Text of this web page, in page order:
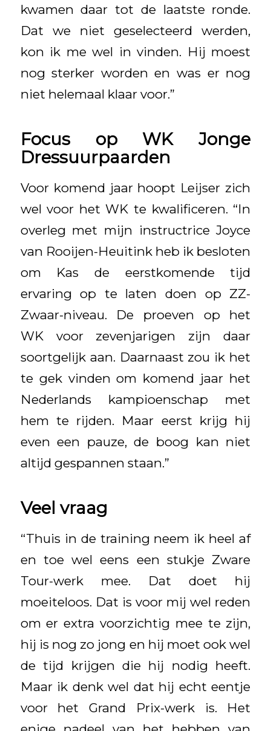
kwamen daar tot de laatste ronde.
Dat we niet geselecteerd werden,
kon ik me wel in vinden. Hij moest
nog sterker worden en was er nog
niet helemaal klaar voor.”
Focus op WK Jonge
Dressuurpaarden
Voor komend jaar hoopt Leijser zich
wel voor het WK te kwalificeren. “In
overleg met mijn instructrice Joyce
van Rooijen-Heuitink heb ik besloten
om Kas de eerstkomende tijd
ervaring op te laten doen op ZZ-
Zwaar-niveau. De proeven op het
WK voor zevenjarigen zijn daar
soortgelijk aan. Daarnaast zou ik het
te gek vinden om komend jaar het
Nederlands kampioenschap met
hem te rijden. Maar eerst krijg hij
even een pauze, de boog kan niet
altijd gespannen staan.”
Veel vraag
“Thuis in de training neem ik heel af
en toe wel eens een stukje Zware
Tour-werk mee. Dat doet hij
moeiteloos. Dat is voor mij wel reden
om er extra voorzichtig mee te zijn,
hij is nog zo jong en hij moet ook wel
de tijd krijgen die hij nodig heeft.
Maar ik denk wel dat hij echt eentje
voor het Grand Prix-werk is. Het